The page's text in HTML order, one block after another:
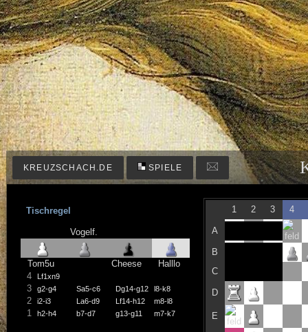
KREUZSCHACH.DE SPIELE
Tischregel
Tom5u
Vogelf.
Cheese
Halllo
4
Lf1xn9
3 g2-g4 Sa5-c6 Dg14-g12 l8-k8
2 i2-i3 La6-d9 Lf14-h12 m8-l8
1 h2-h4 b7-d7 g13-g11 m7-k7
1 2 3 4
A
B
C
D
E